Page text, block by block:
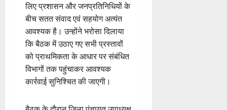
लिए प्रशासन और जनप्रतिनिधियों के
बीच सतत संवाद एवं सहयोग अत्यंत
आवश्यक है। उन्होंने भरोसा दिलाया
कि बैठक में उठाए गए सभी प्रस्तावों
को प्राथमिकता के आधार पर संबंधित
विभागों तक पहुंचाकर आवश्यक
कार्रवाई सुनिश्चित की जाएगी।